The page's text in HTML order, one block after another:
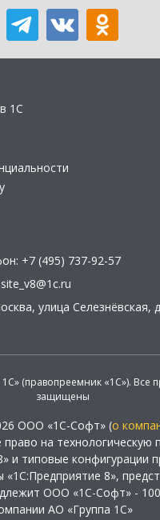
1С
+7 (495) 737-92-57
site_v8@1c.ru
, улица Селезнёвская,
(правопреемник «1С»). Все
защищены
ООО «1С-Софт» (о
на технологическую
и типовые конфигурации
«1С:Предприятие 8»,
ООО «1С-Софт» -
АО «Группа 1С»